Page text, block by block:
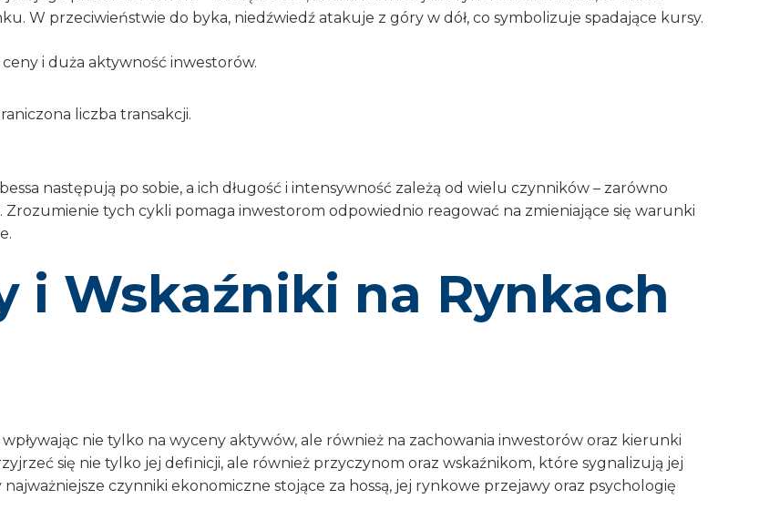
W przeciwieństwie do byka, niedźwiedź atakuje z góry w dół, co symbolizuje spadające kursy.
i duża aktywność inwestorów.
liczba transakcji.
następują po sobie, a ich długość i intensywność zależą od wielu czynników – zarówno
tych cykli pomaga inwestorom odpowiednio reagować na zmieniające się warunki
i Wskaźniki na Rynkach
nie tylko na wyceny aktywów, ale również na zachowania inwestorów oraz kierunki
się nie tylko jej definicji, ale również przyczynom oraz wskaźnikom, które sygnalizują jej
czynniki ekonomiczne stojące za hossą, jej rynkowe przejawy oraz psychologię